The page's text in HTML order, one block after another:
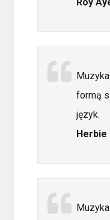
formą
język.
Herbie